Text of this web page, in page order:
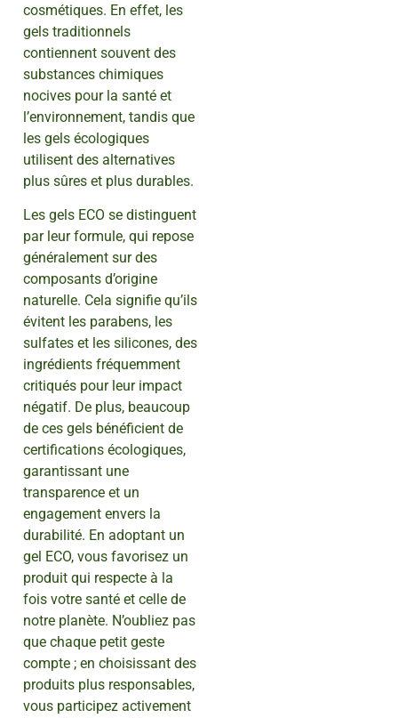
cosmétiques. En effet, les
gels traditionnels
contiennent souvent des
substances chimiques
nocives pour la santé et
l’environnement, tandis que
les gels écologiques
utilisent des alternatives
plus sûres et plus durables.
Les gels ECO se distinguent
par leur formule, qui repose
généralement sur des
composants d’origine
naturelle. Cela signifie qu’ils
évitent les parabens, les
sulfates et les silicones, des
ingrédients fréquemment
critiqués pour leur impact
négatif. De plus, beaucoup
de ces gels bénéficient de
certifications écologiques,
garantissant une
transparence et un
engagement envers la
durabilité. En adoptant un
gel ECO, vous favorisez un
produit qui respecte à la
fois votre santé et celle de
notre planète. N’oubliez pas
que chaque petit geste
compte ; en choisissant des
produits plus responsables,
vous participez activement